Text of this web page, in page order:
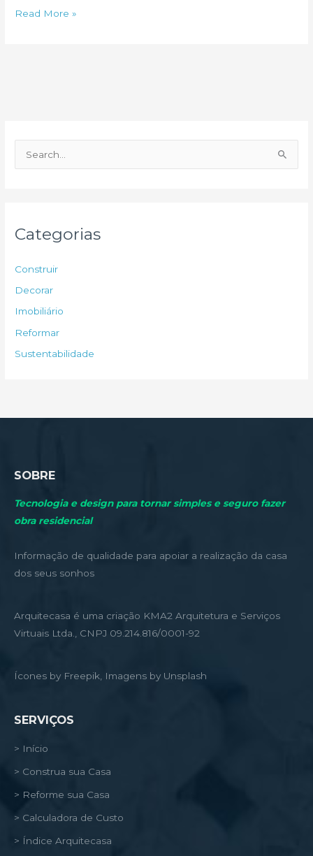
Brinquedoteca
Read More »
e
p
o
r
Categorias
Construir
Decorar
Imobiliário
Reformar
Sustentabilidade
SOBRE
Tecnologia e design para tornar simples e seguro fazer
obra residencial
Informação de qualidade para apoiar a realização da casa
dos seus sonhos
Arquitecasa é uma criação KMA2 Arquitetura e Serviços
Virtuais Ltda., CNPJ 09.214.816/0001-92
Ícones by Freepik, Imagens by Unsplash
SERVIÇOS
> Início
> Construa sua Casa
> Reforme sua Casa
> Calculadora de Custo
> Índice Arquitecasa